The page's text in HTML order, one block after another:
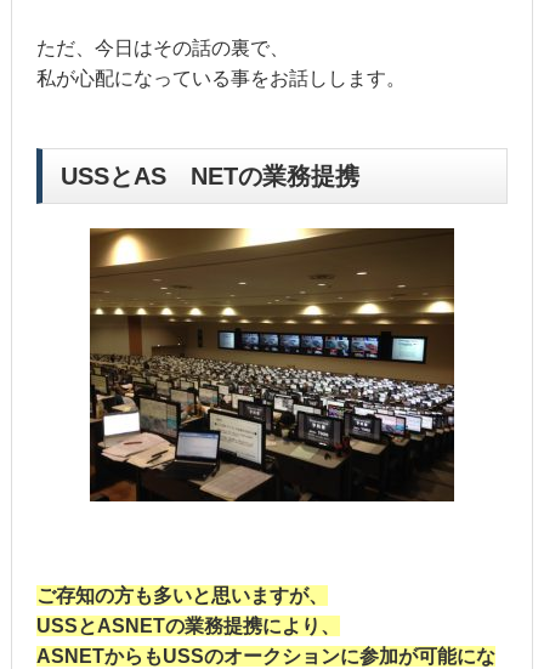
ただ、今日はその話の裏で、
私が心配になっている事をお話しします。
USSとAS NETの業務提携
ご存知の方も多いと思いますが、
USSとASNETの業務提携により、
ASNETからもUSSのオークションに参加が可能にな